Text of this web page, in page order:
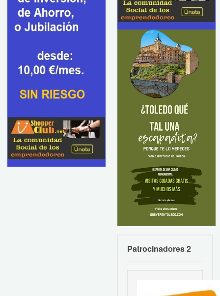
Patrocinadores 2